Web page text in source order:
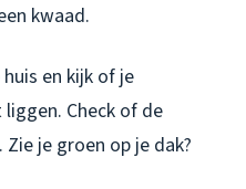
kwaad.
en kijk of je
Check of de
je groen op je dak?